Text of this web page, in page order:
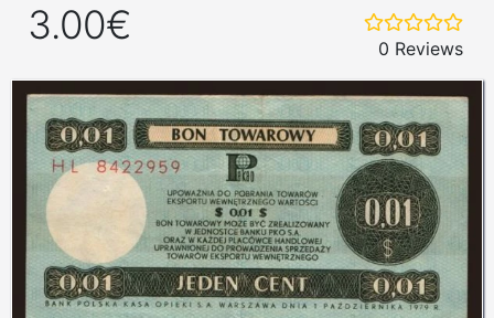
3.00€
0 Reviews